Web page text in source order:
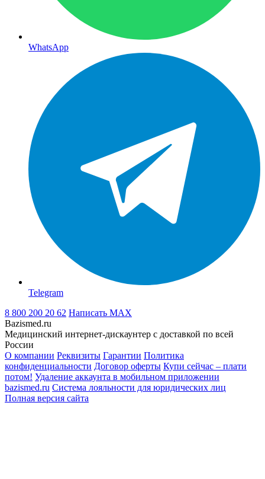
WhatsApp
Telegram
8 800 200 20 62 Написать MAX
Bazismed.ru
Медицинский интернет-дискаунтер с доставкой по всей
России
О компании Реквизиты Гарантии Политика
конфиденциальности Договор оферты Купи сейчас – плати
потом! Удаление аккаунта в мобильном приложении
bazismed.ru Система лояльности для юридических лиц
Полная версия сайта